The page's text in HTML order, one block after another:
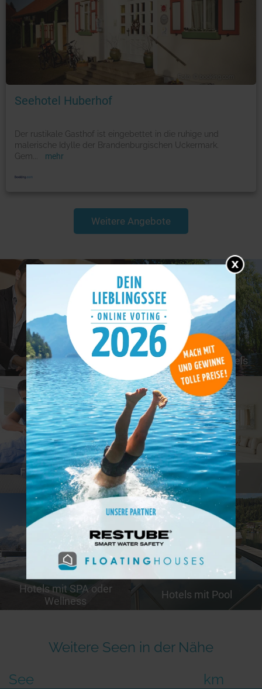
Seehotel Huberhof
Der rustikale Gasthof ist eingebettet in die ruhige und
malerische Idylle der Brandenburgischen Uckermark.
Gem
mehr
Weitere Angebote
Günstige Hotels Tierfreundliche Hotels
Familienfreundliche
Hotels
Hotels mit schöner
Aussicht
Hotels mit SPA oder
Wellness
Hotels mit Pool
Weitere Seen in der Nähe
See
km